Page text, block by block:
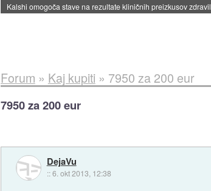
Kalshi omogoča stave na rezultate kliničnih preizkusov zdravil
Forum » Kaj kupiti » 7950 za 200 eur
7950 za 200 eur
DejaVu
::6. okt 2013, 12:38